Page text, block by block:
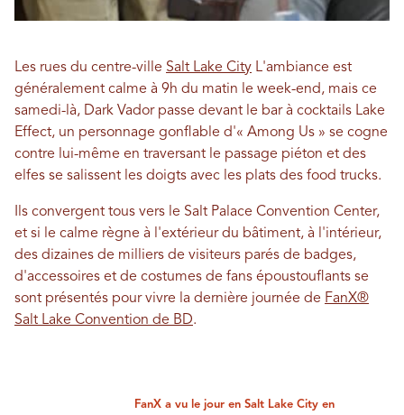
Les rues du centre-ville Salt Lake City L'ambiance est
généralement calme à 9h du matin le week-end, mais ce
samedi-là, Dark Vador passe devant le bar à cocktails Lake
Effect, un personnage gonflable d'« Among Us » se cogne
contre lui-même en traversant le passage piéton et des
elfes se salissent les doigts avec les plats des food trucks.
Ils convergent tous vers le Salt Palace Convention Center,
et si le calme règne à l'extérieur du bâtiment, à l'intérieur,
des dizaines de milliers de visiteurs parés de badges,
d'accessoires et de costumes de fans époustouflants se
sont présentés pour vivre la dernière journée de FanX®
Salt Lake Convention de BD.
FanX a vu le jour en Salt Lake City en